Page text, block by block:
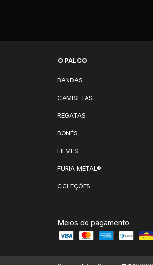
O PALCO
BANDAS
CAMISETAS
REGATAS
BONÉS
FILMES
FÚRIA METAL®
COLEÇÕES
Meios de pagamento